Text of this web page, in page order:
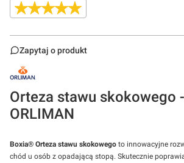
Zapytaj o produkt
Orteza stawu skokowego
ORLIMAN
Boxia® Orteza stawu skokowego to innowacyjne
chód u osób z opadającą stopą. Skutecznie